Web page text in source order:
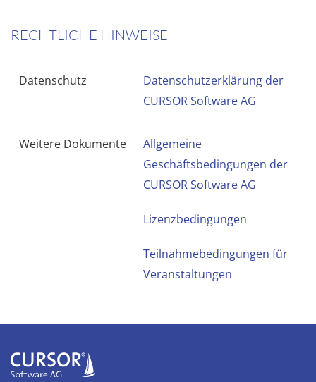
RECHTLICHE HINWEISE
Datenschutz
Datenschutzerklärung der
CURSOR Software AG
Weitere Dokumente
Allgemeine
Geschäftsbedingungen der
CURSOR Software AG
Lizenzbedingungen
Teilnahmebedingungen für
Veranstaltungen